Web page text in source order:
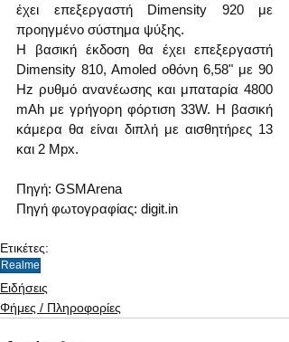
έχει επεξεργαστή Dimensity 920 με
προηγμένο σύστημα ψύξης.
Η βασική έκδοση θα έχει επεξεργαστή
Dimensity 810, Amoled οθόνη 6,58" με 90
Hz ρυθμό ανανέωσης και μπαταρία 4800
mAh με γρήγορη φόρτιση 33W. Η βασική
κάμερα θα είναι διπλή με αισθητήρες 13
και 2 Mpx.
Πηγή: GSMArena
Πηγή φωτογραφίας: digit.in
Ετικέτες:
Realme
Ειδήσεις
Φήμες / Πληροφορίες